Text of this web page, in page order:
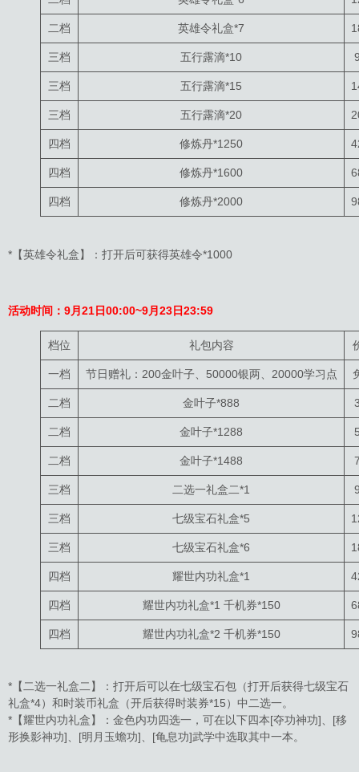
二档 英雄令礼盒*7
三档 五行露滴*10
三档 五行露滴*15
三档 五行露滴*20
四档 修炼丹*1250
四档 修炼丹*1600
四档 修炼丹*2000
*【英雄令礼盒】：打开后可获得英雄令*1000
活动时间：9月21日00:00~9月23日23:59
档位 礼包内容
一档 节日赠礼：200金叶子、50000银两、20000学习点
二档 金叶子*888
二档 金叶子*1288
二档 金叶子*1488
三档 二选一礼盒二*1
三档 七级宝石礼盒*5
三档 七级宝石礼盒*6
四档 耀世内功礼盒*1
四档 耀世内功礼盒*1 千机券*150
四档 耀世内功礼盒*2 千机券*150
*【二选一礼盒二】：打开后可以在七级宝石包（打开后获得七级宝石
礼盒*4）和时装币礼盒（开后获得时装券*15）中二选一。
*【耀世内功礼盒】：金色内功四选一，可在以下四本[夺功神功]、[移
形换影神功]、[明月玉蟾功]、[龟息功]武学中选取其中一本。